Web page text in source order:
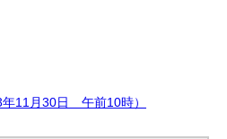
11月30日 午前10時）